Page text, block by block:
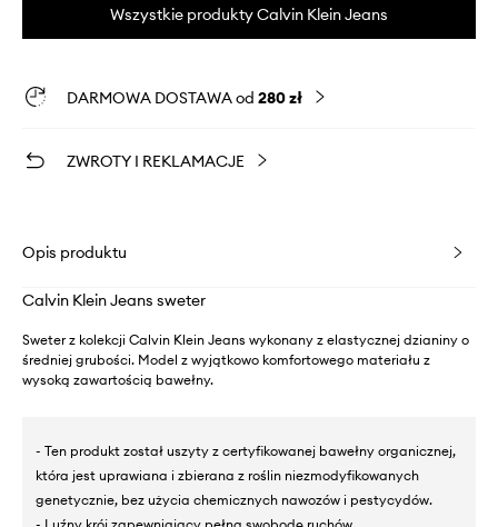
Wszystkie produkty Calvin Klein Jeans
DARMOWA DOSTAWA od 280 zł
ZWROTY I REKLAMACJE
Opis produktu
Calvin Klein Jeans sweter
Sweter z kolekcji Calvin Klein Jeans wykonany z elastycznej dzianiny o
średniej grubości. Model z wyjątkowo komfortowego materiału z
wysoką zawartością bawełny.
- Ten produkt został uszyty z certyfikowanej bawełny organicznej,
która jest uprawiana i zbierana z roślin niezmodyfikowanych
genetycznie, bez użycia chemicznych nawozów i pestycydów.